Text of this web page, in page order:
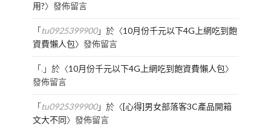
用?〉發佈留言
「tu0925399900」於〈10月份千元以下4G上網吃到飽
資費懶人包〉發佈留言
「.」於〈10月份千元以下4G上網吃到飽資費懶人包〉
發佈留言
「tu0925399900」於〈[心得]男女部落客3C產品開箱
文大不同〉發佈留言